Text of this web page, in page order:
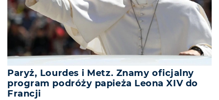
Paryż, Lourdes i Metz. Znamy oficjalny
program podróży papieża Leona XIV do
Francji